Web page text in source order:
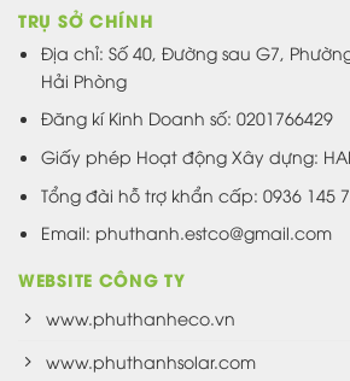
TRỤ SỞ CHÍNH
Địa chỉ: Số 40, Đường sau G7,
Hải Phòng
Đăng kí Kinh Doanh số: 0201766429
Giấy phép Hoạt động Xây dựng:
Tổng đài hỗ trợ khẩn cấp: 0936 145
Email: phuthanh.estco@gmail.com
WEBSITE CÔNG TY
www.phuthanheco.vn
www.phuthanhsolar.com